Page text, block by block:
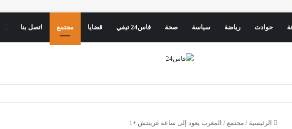
حوادث رياضة سياسة صحة فاس24 تيفي قضايا مجتمع اتصل بنا
الرئيسية / مجتمع / المغرب يعود إلى ساعة غرينتش +1